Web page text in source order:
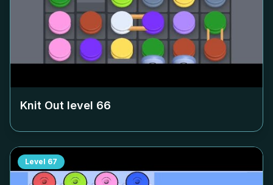
Knit Out level 66
Level 67